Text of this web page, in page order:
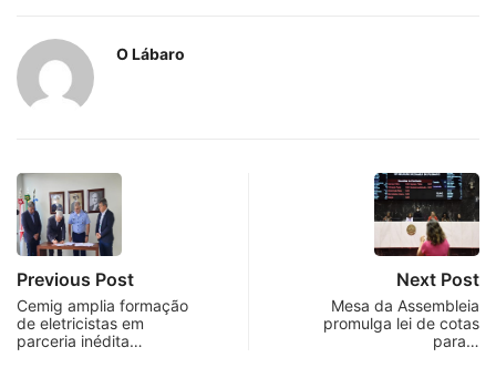
O Lábaro
Previous Post
Cemig amplia formação
de eletricistas em
parceria inédita…
Next Post
Mesa da Assembleia
promulga lei de cotas
para…